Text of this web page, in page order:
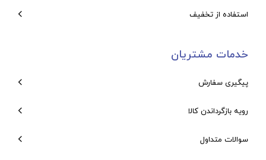
استفاده از تخفیف
خدمات مشتریان
پیگیری سفارش
رویه بازگرداندن کالا
سوالات متداول